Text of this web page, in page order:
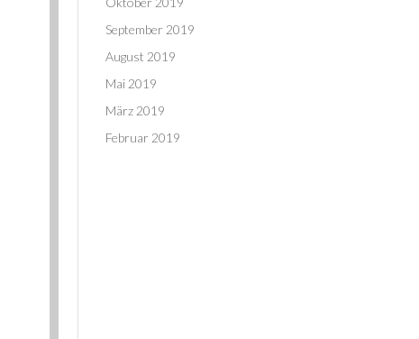
September 2019
August 2019
Mai 2019
März 2019
Februar 2019